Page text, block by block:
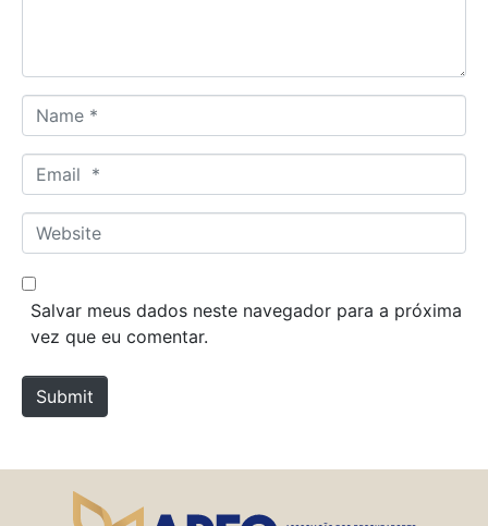
a
m
*
m
a
*
W
e
b
e
Salvar meus dados neste navegador para a próxima
vez que eu comentar.
Submit